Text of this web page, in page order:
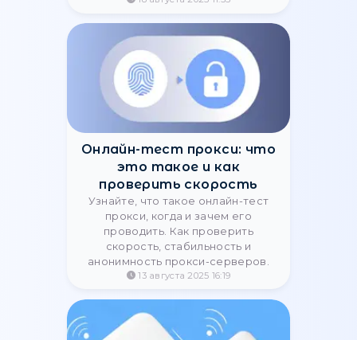
глобальной геолокацией –
преимущества для
бизнеса
Узнайте, как работают мобильные
прокси с глобальной геолокацией
и почему они важны для
маркетинга, SMM, локального SEO
и бизнес-аналитики.
26 декабря 2025 11:38